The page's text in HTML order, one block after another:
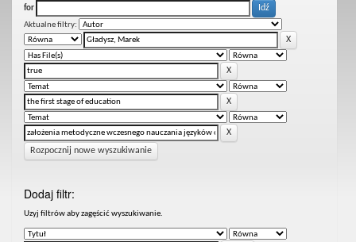
for
Aktualne filtry:
Rozpocznij nowe wyszukiwanie
Dodaj filtr:
Uzyj filtrów aby zagęścić wyszukiwanie.